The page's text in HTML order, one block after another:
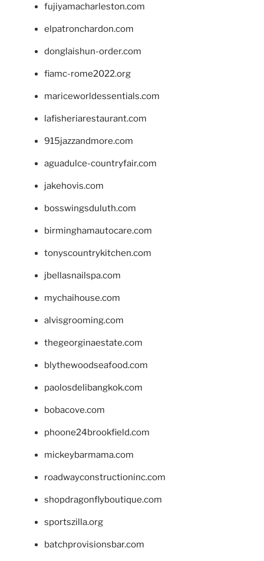
fujiyamacharleston.com
elpatronchardon.com
donglaishun-order.com
fiamc-rome2022.org
mariceworldessentials.com
lafisheriarestaurant.com
915jazzandmore.com
aguadulce-countryfair.com
jakehovis.com
bosswingsduluth.com
birminghamautocare.com
tonyscountrykitchen.com
jbellasnailspa.com
mychaihouse.com
alvisgrooming.com
thegeorginaestate.com
blythewoodseafood.com
paolosdelibangkok.com
bobacove.com
phoone24brookfield.com
mickeybarmama.com
roadwayconstructioninc.com
shopdragonflyboutique.com
sportszilla.org
batchprovisionsbar.com